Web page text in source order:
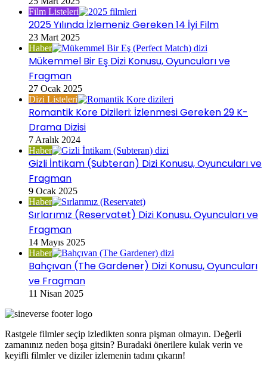
Film Listeleri
2025 Yılında İzlemeniz Gereken 14 İyi Film
23 Mart 2025
Haber
Mükemmel Bir Eş Dizi Konusu, Oyuncuları ve
Fragman
27 Ocak 2025
Dizi Listeleri
Romantik Kore Dizileri: İzlenmesi Gereken 29 K-
Drama Dizisi
7 Aralık 2024
Haber
Gizli İntikam (Subteran) Dizi Konusu, Oyuncuları ve
Fragman
9 Ocak 2025
Haber
Sırlarımız (Reservatet) Dizi Konusu, Oyuncuları ve
Fragman
14 Mayıs 2025
Haber
Bahçıvan (The Gardener) Dizi Konusu, Oyuncuları
ve Fragman
11 Nisan 2025
Rastgele filmler seçip izledikten sonra pişman olmayın. Değerli
zamanınız neden boşa gitsin? Buradaki önerilere kulak verin ve
keyifli filmler ve diziler izlemenin tadını çıkarın!